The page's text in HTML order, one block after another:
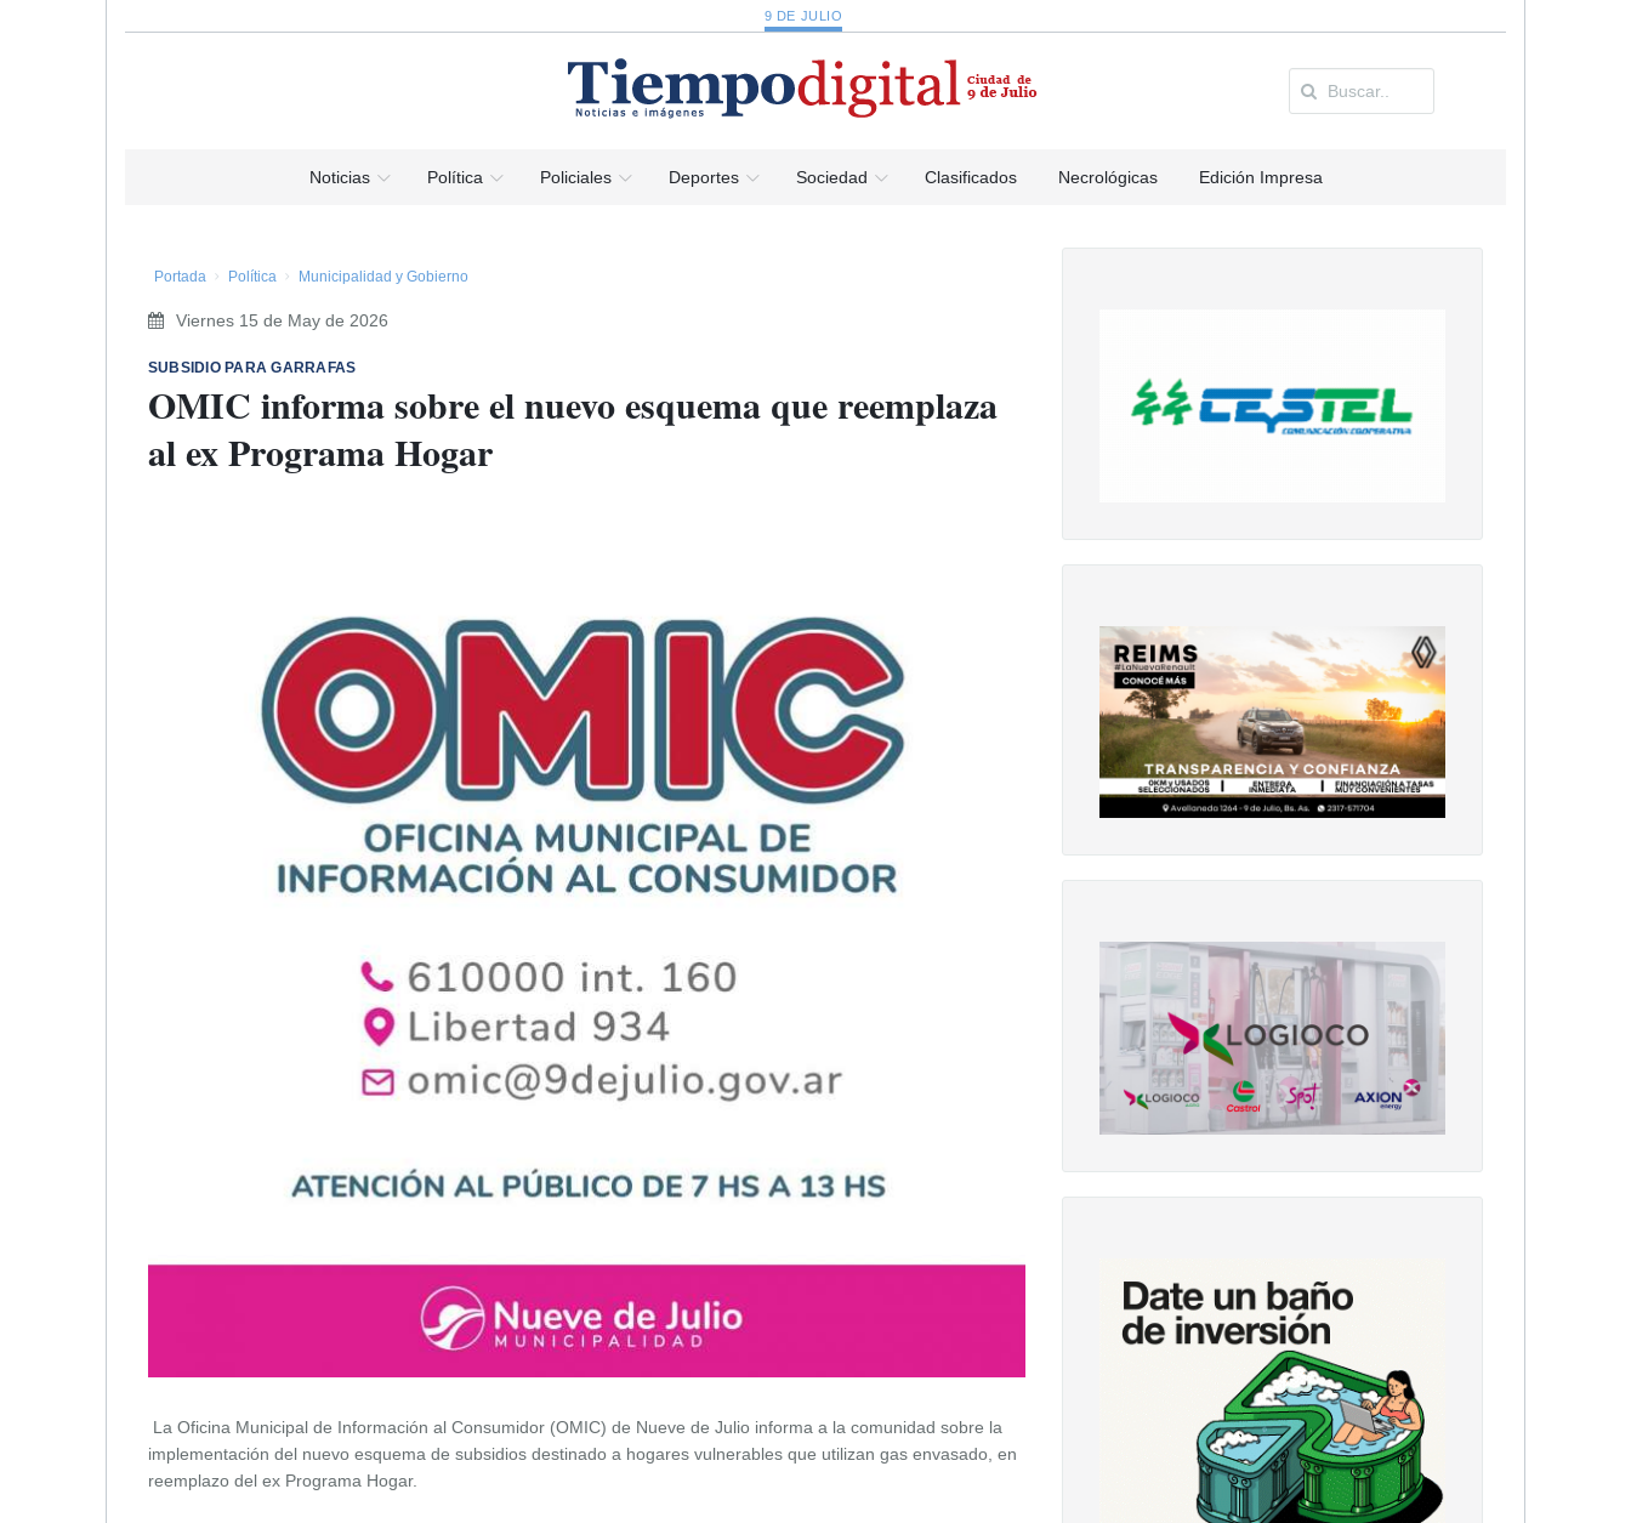
9 DE JULIO
Noticias Política Policiales Deportes Sociedad Clasificados Necrológicas Edición Impresa
Portada Política Municipalidad y Gobierno
Viernes 15 de May de 2026
SUBSIDIO PARA GARRAFAS
OMIC informa sobre el nuevo esquema que reemplaza
al ex Programa Hogar
La Oficina Municipal de Información al Consumidor (OMIC) de Nueve de Julio informa a la comunidad sobre la
implementación del nuevo esquema de subsidios destinado a hogares vulnerables que utilizan gas envasado, en
reemplazo del ex Programa Hogar.